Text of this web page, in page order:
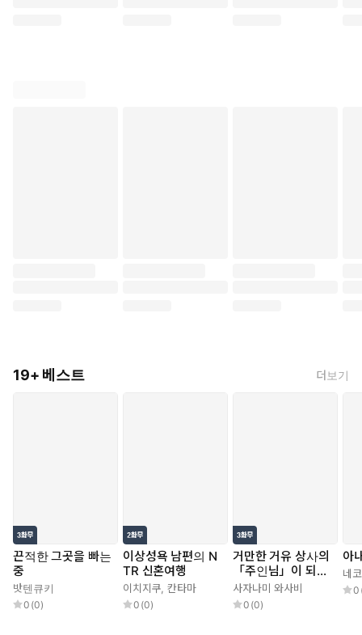
19+ 베스트 더보기
끈적한 그곳을 빠는
중
밧텐큐키
0 (0)
이상성욕 남편의 N
TR 신혼여행
이치지쿠,칸타마
0 (0)
거만한 거유 상사의
「주인님」이 되었
다
사자나미 와사비
0 (0)
아
네
0